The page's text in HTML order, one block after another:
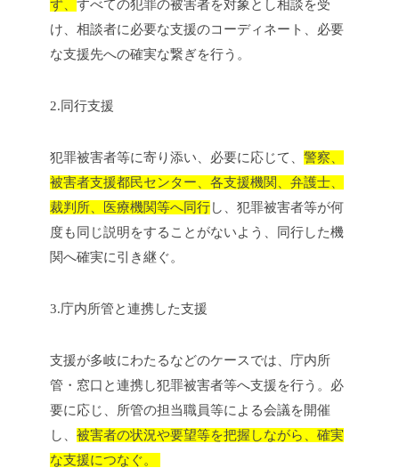
ず、 すべての犯罪の被害者を対象とし相談を受
け、相談者に必要な支援のコーディネート、必要
な支援先への確実な繋ぎを行う。
2.同行支援
犯罪被害者等に寄り添い、必要に応じて、 警察、
被害者支援都民センター、各支援機関、弁護士、
裁判所、医療機関等へ同行し、犯罪被害者等が何
度も同じ説明をすることがないよう、同行した機
関へ確実に引き継ぐ。
3.庁内所管と連携した支援
支援が多岐にわたるなどのケースでは、庁内所
管・窓口と連携し犯罪被害者等へ支援を行う。必
要に応じ、所管の担当職員等による会議を開催
し、 被害者の状況や要望等を把握しながら、確実
な支援につなぐ。